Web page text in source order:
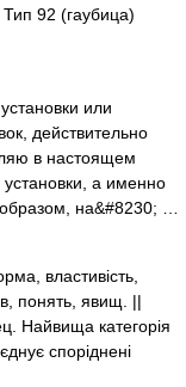
92 (гаубица)
или
действительно
в настоящем
а именно
на&#8230; …
властивість,
понять, явищ. ||
Найвища категорія
споріднені